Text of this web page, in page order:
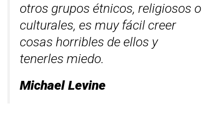
otros grupos étnicos, religiosos o
culturales, es muy fácil creer
cosas horribles de ellos y
tenerles miedo.
Michael Levine